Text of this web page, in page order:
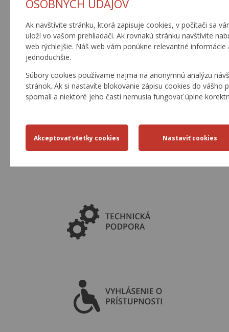
OSOBNÝCH ÚDAJOV
Ak navštívite stránku, ktorá zapisuje cookies, v počítači sa
uloží vo vašom prehliadači. Ak rovnakú stránku navštívite
web rýchlejšie. Náš web vám ponúkne relevantné
jednoduchšie.
Súbory cookies používame najmä na anonymnú analýzu
stránok. Ak si nastavíte blokovanie zápisu cookies do vášho
spomalí a niektoré jeho časti nemusia fungovať úplne